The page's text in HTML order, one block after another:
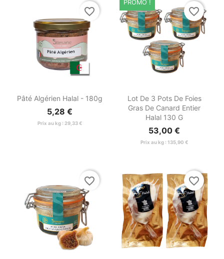
Aperçu rapide
Pâté Algérien Halal - 180g
5,28 €
Prix au kg : 29,33 €
favorite_border
Aperçu rapide
Lot De 3 Pots De Foies
Gras De Canard Entier
Halal 130 G
53,00 €
Prix au kg : 135,90 €
PROMO !
favorite_border
favorite_border favorite_border